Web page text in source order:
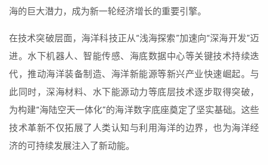
海的巨大潜力，成为新一轮经济增长的重要引擎。
在技术突破层面，海洋科技正从“浅海探索”加速向“深海开发”迈
进。水下机器人、智能传感、海底数据中心等关键技术持续迭
代，推动海洋装备制造、海洋新能源等新兴产业快速崛起。与
此同时，深海材料、水下能源动力等底层技术逐步取得突破，
为构建“海陆空天一体化”的海洋数字底座奠定了坚实基础。这些
技术革新不仅拓展了人类认知与利用海洋的边界，也为海洋经
济的可持续发展注入了新动能。